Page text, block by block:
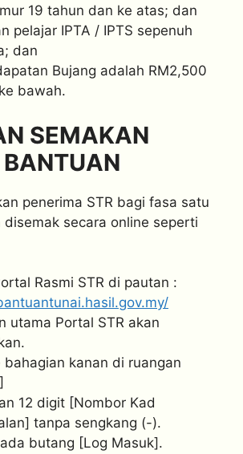
19 tahun dan ke atas; dan
pelajar IPTA / IPTS sepenuh
dan
Bujang adalah RM2,500
bawah.
SEMAKAN
BANTUAN
penerima STR bagi fasa satu
disemak secara online seperti
Rasmi STR di pautan :
utama Portal STR akan
bahagian kanan di ruangan
12 digit [Nombor Kad
tanpa sengkang (-).
butang [Log Masuk].